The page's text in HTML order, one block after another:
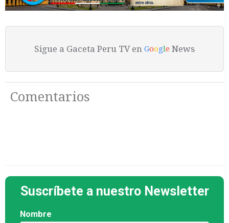
Sigue a Gaceta Peru TV en Google News
Comentarios
Suscríbete a nuestro Newsletter
Nombre